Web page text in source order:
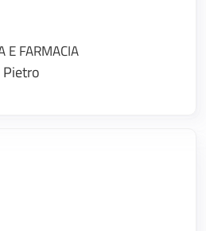
E FARMACIA
Pietro